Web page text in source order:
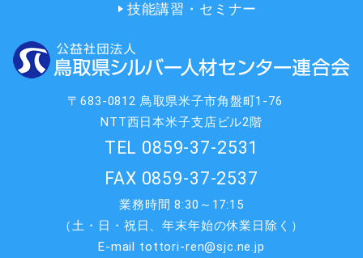
技能講習・セミナー
〒683-0812 鳥取県米子市角盤町1-76
NTT西日本米子支店ビル2階
TEL 0859-37-2531
FAX 0859-37-2537
業務時間 8:30～17:15
（土・日・祝日、年末年始の休業日除く）
E-mail tottori-ren@sjc.ne.jp